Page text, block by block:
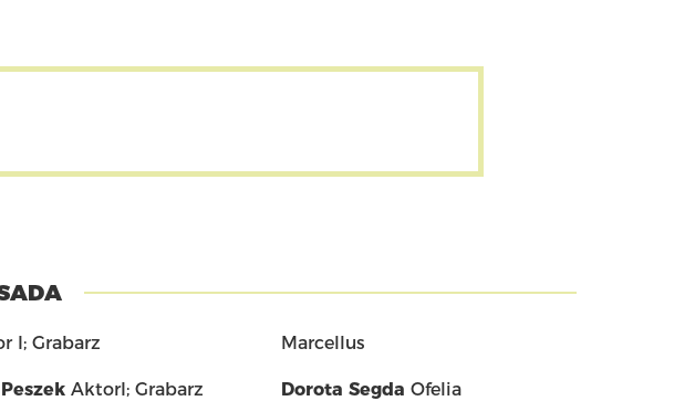
I; Grabarz
AktorI; Grabarz
Marcellus
Dorota Segda Ofelia